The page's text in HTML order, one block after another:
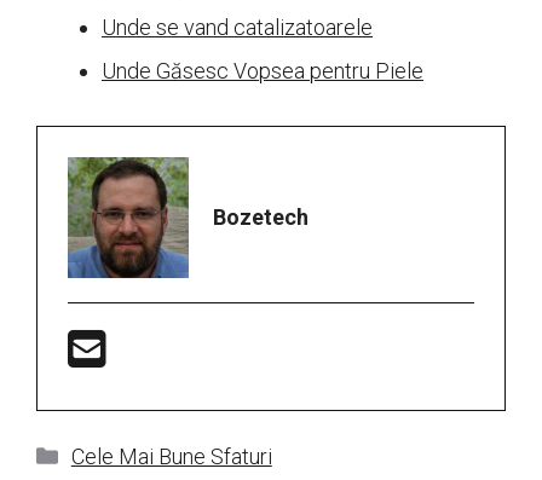
Unde se vand catalizatoarele
Unde Găsesc Vopsea pentru Piele
Bozetech
Categorii
Cele Mai Bune Sfaturi